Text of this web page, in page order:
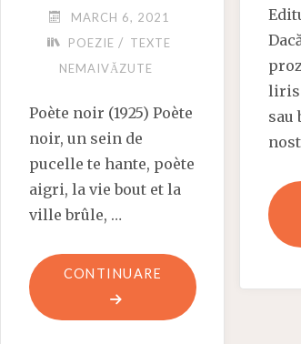
MARCH 6, 2021
POEZIE / TEXTE
NEMAIVĂZUTE
Poète noir (1925) Poète
noir, un sein de
pucelle te hante, poète
aigri, la vie bout et la
ville brûle, …
CONTINUARE "ARTAUD:
POEM,
sau